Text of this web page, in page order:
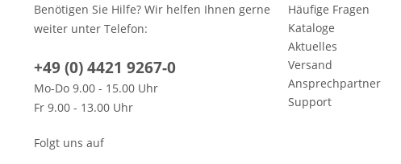
Benötigen Sie Hilfe? Wir helfen Ihnen gerne
weiter unter Telefon:
+49 (0) 4421 9267-0
Mo-Do 9.00 - 15.00 Uhr
Fr 9.00 - 13.00 Uhr
Folgt uns auf
Häufige Fragen
Kataloge
Aktuelles
Versand
Ansprechpartner
Support